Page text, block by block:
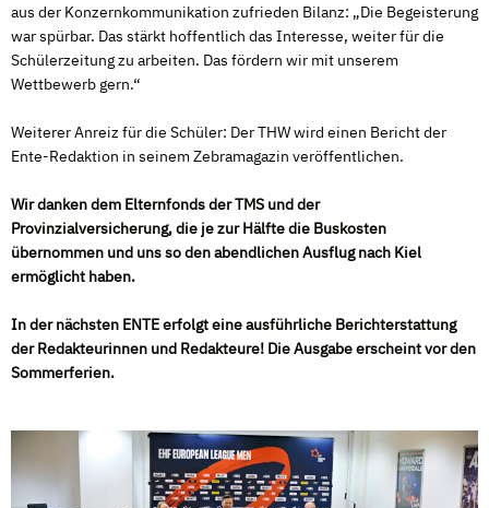
aus der Konzernkommunikation zufrieden Bilanz: „Die Begeisterung
war spürbar. Das stärkt hoffentlich das Interesse, weiter für die
Schülerzeitung zu arbeiten. Das fördern wir mit unserem
Wettbewerb gern.“
Weiterer Anreiz für die Schüler: Der THW wird einen Bericht der
Ente-Redaktion in seinem Zebramagazin veröffentlichen.
Wir danken dem Elternfonds der TMS und der
Provinzialversicherung, die je zur Hälfte die Buskosten
übernommen und uns so den abendlichen Ausflug nach Kiel
ermöglicht haben.
In der nächsten ENTE erfolgt eine ausführliche Berichterstattung
der Redakteurinnen und Redakteure! Die Ausgabe erscheint vor den
Sommerferien.